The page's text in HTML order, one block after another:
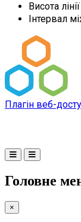
Висота лінії
Інтервал
Плагін веб-
Головне
×